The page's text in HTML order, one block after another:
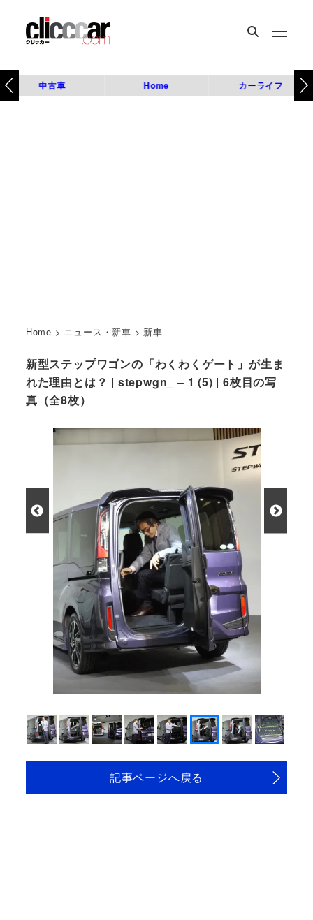
中古車 Home カーライフ
Home > ニュース・新車 > 新車
新型ステップワゴンの「わくわくゲート」が生ま
れた理由とは？ | stepwgn_ – 1 (5) | 6枚目の写
真（全8枚）
記事ページへ戻る